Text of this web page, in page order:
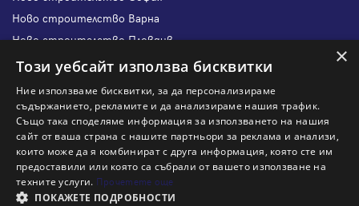
Ново строителство Варна
Ново строителство Пловдив
Ново строителство Бургас
Защо да отдам имот с Адрес?
Наши офиси
Кариери
Кои сме ние?
Франчайз
×
Този уебсайт използва бисквитки
Ние използваме бисквитки, за да персонализираме
съдържанието, рекламите и да анализираме нашия трафик.
Също така споделяме информация за използването на нашия
сайт от ваша страна с нашите партньори за реклама и анализи,
които може да я комбинират с друга информация, която сте им
предоставили или която са събрали от вашето използване на
техните услуги. Прочетете още
ПОКАЖЕТЕ ПОДРОБНОСТИ